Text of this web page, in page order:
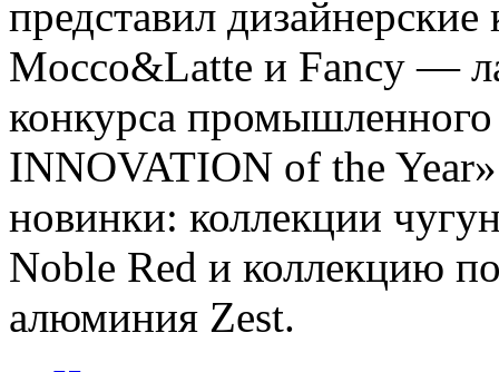
представил
Mocco&Latte и Fancy —
конкурса
INNOVATION of the
новинки: коллекции
Noble Red и коллекцию
алюминия Zest.